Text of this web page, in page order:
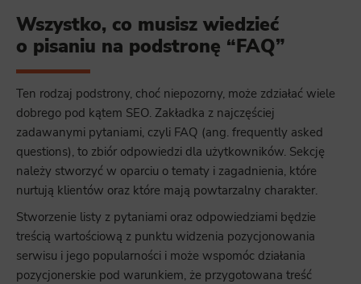
Wszystko, co musisz wiedzieć
o pisaniu na podstronę “FAQ”
Ten rodzaj podstrony, choć niepozorny, może zdziałać wiele
dobrego pod kątem SEO. Zakładka z najczęściej
zadawanymi pytaniami, czyli FAQ (ang. frequently asked
questions), to zbiór odpowiedzi dla użytkowników. Sekcję
należy stworzyć w oparciu o tematy i zagadnienia, które
nurtują klientów oraz które mają powtarzalny charakter.
Stworzenie listy z pytaniami oraz odpowiedziami będzie
treścią wartościową z punktu widzenia pozycjonowania
serwisu i jego popularności i może wspomóc działania
pozycjonerskie pod warunkiem, że przygotowana treść